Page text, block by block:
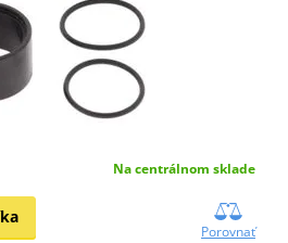
Na centrálnom sklade
Porovnať